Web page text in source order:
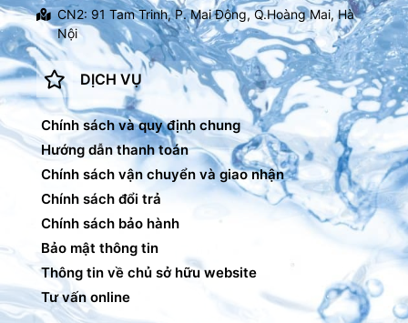
CN2: 91 Tam Trinh, P. Mai Động, Q.Hoàng Mai, Hà
Nội
DỊCH VỤ
Chính sách và quy định chung
Hướng dẫn thanh toán
Chính sách vận chuyển và giao nhận
Chính sách đổi trả
Chính sách bảo hành
Bảo mật thông tin
Thông tin về chủ sở hữu website
Tư vấn online